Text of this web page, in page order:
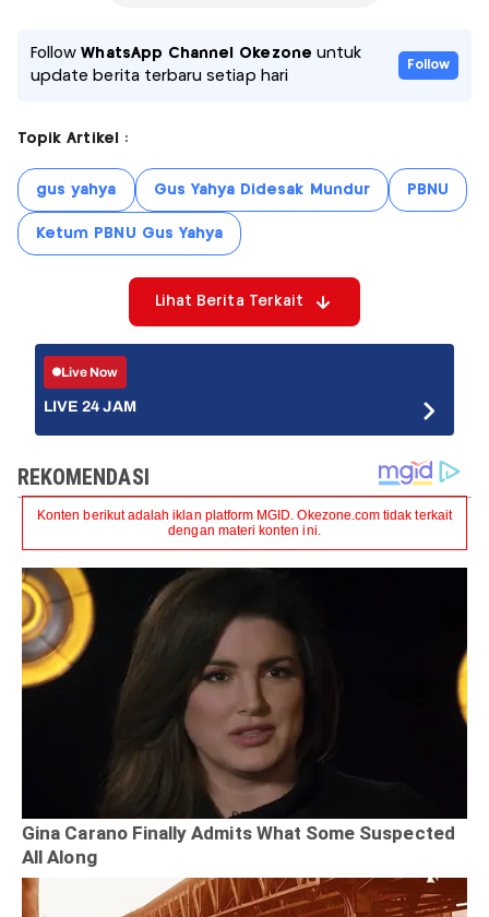
FollowWhatsApp Channel Okezone untuk
update berita terbaru setiap hari
Follow
Topik Artikel :
gus yahya Gus Yahya Didesak Mundur PBNU
Ketum PBNU Gus Yahya
Lihat Berita Terkait
Live Now
LIVE 24 JAM